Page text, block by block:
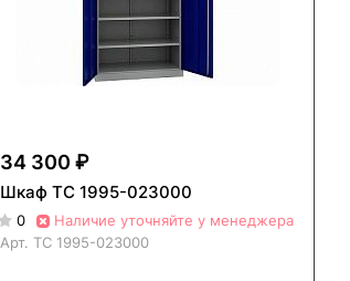
34 300 ₽
Шкаф ТС 1995-023000
0
Наличие уточняйте у менеджера
Арт. ТС 1995-023000